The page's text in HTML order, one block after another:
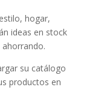
hogar,
ideas en stock
su catálogo
productos en